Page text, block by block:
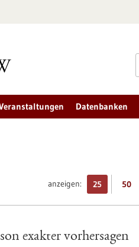
Datenbanken
anzeigen: 25 50
exakter vorhersagen